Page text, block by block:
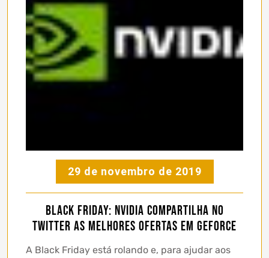
29 de novembro de 2019
Black Friday: NVIDIA compartilha no
Twitter as melhores ofertas em GeForce
A Black Friday está rolando e, para ajudar aos